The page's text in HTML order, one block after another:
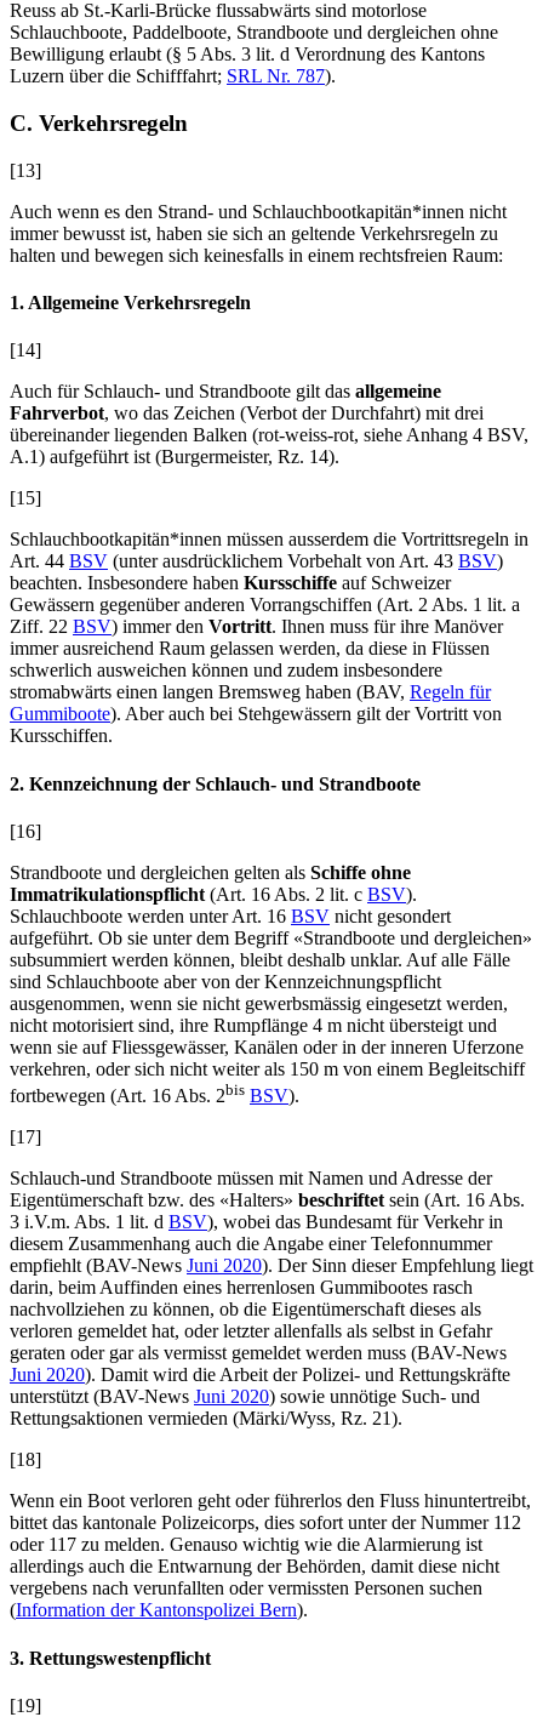
Reuss ab St.-Karli-Brücke flussabwärts sind motorlose
Schlauchboote, Paddelboote, Strandboote und dergleichen ohne
Bewilligung erlaubt (§ 5 Abs. 3 lit. d Verordnung des Kantons
Luzern über die Schifffahrt; SRL Nr. 787).
C. Verkehrsregeln
[13]
Auch wenn es den Strand- und Schlauchbootkapitän*innen nicht
immer bewusst ist, haben sie sich an geltende Verkehrsregeln zu
halten und bewegen sich keinesfalls in einem rechtsfreien Raum:
1. Allgemeine Verkehrsregeln
[14]
Auch für Schlauch- und Strandboote gilt das allgemeine
Fahrverbot, wo das Zeichen (Verbot der Durchfahrt) mit drei
übereinander liegenden Balken (rot-weiss-rot, siehe Anhang 4 BSV,
A.1) aufgeführt ist (Burgermeister, Rz. 14).
[15]
Schlauchbootkapitän*innen müssen ausserdem die Vortrittsregeln in
Art. 44 BSV (unter ausdrücklichem Vorbehalt von Art. 43 BSV)
beachten. Insbesondere haben Kursschiffe auf Schweizer
Gewässern gegenüber anderen Vorrangschiffen (Art. 2 Abs. 1 lit. a
Ziff. 22 BSV) immer den Vortritt. Ihnen muss für ihre Manöver
immer ausreichend Raum gelassen werden, da diese in Flüssen
schwerlich ausweichen können und zudem insbesondere
stromabwärts einen langen Bremsweg haben (BAV, Regeln für
Gummiboote). Aber auch bei Stehgewässern gilt der Vortritt von
Kursschiffen.
2. Kennzeichnung der Schlauch- und Strandboote
[16]
Strandboote und dergleichen gelten als Schiffe ohne
Immatrikulationspflicht (Art. 16 Abs. 2 lit. c BSV).
Schlauchboote werden unter Art. 16 BSV nicht gesondert
aufgeführt. Ob sie unter dem Begriff «Strandboote und dergleichen»
subsummiert werden können, bleibt deshalb unklar. Auf alle Fälle
sind Schlauchboote aber von der Kennzeichnungspflicht
ausgenommen, wenn sie nicht gewerbsmässig eingesetzt werden,
nicht motorisiert sind, ihre Rumpflänge 4 m nicht übersteigt und
wenn sie auf Fliessgewässer, Kanälen oder in der inneren Uferzone
verkehren, oder sich nicht weiter als 150 m von einem Begleitschiff
fortbewegen (Art. 16 Abs. 2bis BSV).
[17]
Schlauch-und Strandboote müssen mit Namen und Adresse der
Eigentümerschaft bzw. des «Halters» beschriftet sein (Art. 16 Abs.
3 i.V.m. Abs. 1 lit. d BSV), wobei das Bundesamt für Verkehr in
diesem Zusammenhang auch die Angabe einer Telefonnummer
empfiehlt (BAV-News Juni 2020). Der Sinn dieser Empfehlung liegt
darin, beim Auffinden eines herrenlosen Gummibootes rasch
nachvollziehen zu können, ob die Eigentümerschaft dieses als
verloren gemeldet hat, oder letzter allenfalls als selbst in Gefahr
geraten oder gar als vermisst gemeldet werden muss (BAV-News
Juni 2020). Damit wird die Arbeit der Polizei- und Rettungskräfte
unterstützt (BAV-News Juni 2020) sowie unnötige Such- und
Rettungsaktionen vermieden (Märki/Wyss, Rz. 21).
[18]
Wenn ein Boot verloren geht oder führerlos den Fluss hinuntertreibt,
bittet das kantonale Polizeicorps, dies sofort unter der Nummer 112
oder 117 zu melden. Genauso wichtig wie die Alarmierung ist
allerdings auch die Entwarnung der Behörden, damit diese nicht
vergebens nach verunfallten oder vermissten Personen suchen
(Information der Kantonspolizei Bern).
3. Rettungswestenpflicht
[19]